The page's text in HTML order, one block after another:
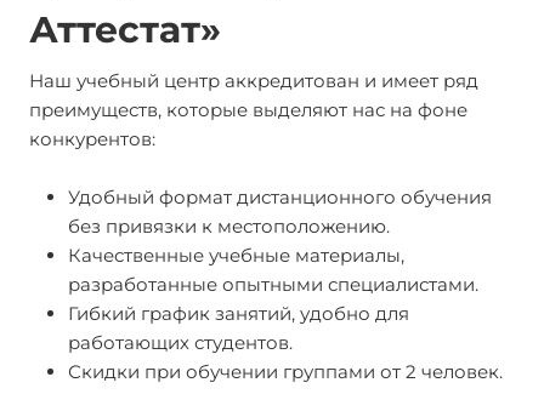
Аттестат»
Наш учебный центр аккредитован и имеет ряд
преимуществ, которые выделяют нас на фоне
конкурентов:
Удобный формат дистанционного обучения
без привязки к местоположению.
Качественные учебные материалы,
разработанные опытными специалистами.
Гибкий график занятий, удобно для
работающих студентов.
Скидки при обучении группами от 2 человек.